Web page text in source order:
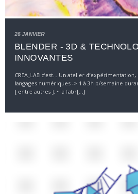
26 JANVIER
BLENDER - 3D &
INNOVANTES
CREA_LAB c’est... Un atelier
langages numériques -> 1 à 3h p/semaine
[ entre autres ]: • la fabr[...]